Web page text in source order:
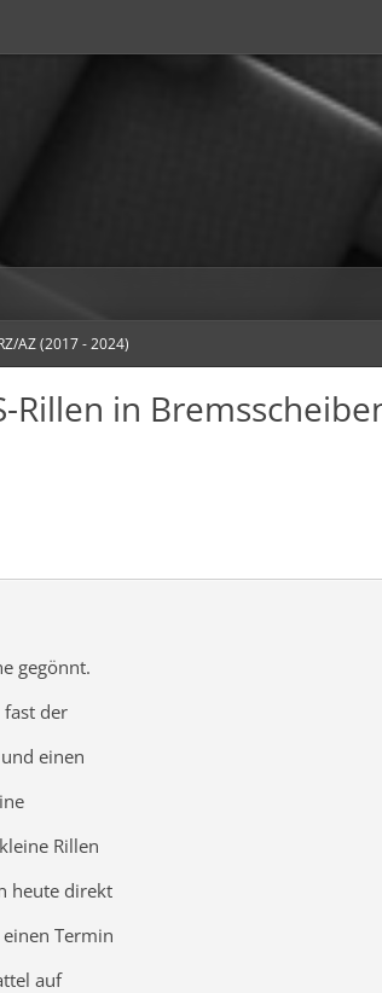
AZ (2017 - 2024)
in
gegönnt.
fast der
einen
Rillen
heute direkt
Termin
auf